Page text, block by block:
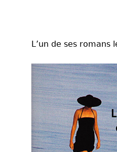
L’un de ses romans